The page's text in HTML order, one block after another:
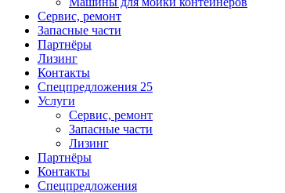
Сервис, ремонт
Запасные части
Партнёры
Лизинг
Контакты
Спецпредложения 25
Услуги
Сервис, ремонт
Запасные части
Лизинг
Партнёры
Контакты
Спецпредложения